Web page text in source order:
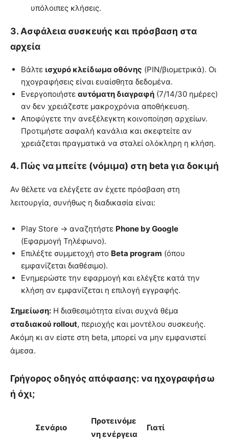
υπόλοιπες κλήσεις.
3. Ασφάλεια συσκευής και πρόσβαση στα
αρχεία
Βάλτε ισχυρό κλείδωμα οθόνης (PIN/βιομετρικά). Οι
ηχογραφήσεις είναι ευαίσθητα δεδομένα.
Ενεργοποιήστε αυτόματη διαγραφή (7/14/30 ημέρες)
αν δεν χρειάζεστε μακροχρόνια αποθήκευση.
Αποφύγετε την ανεξέλεγκτη κοινοποίηση αρχείων.
Προτιμήστε ασφαλή κανάλια και σκεφτείτε αν
χρειάζεται πραγματικά να σταλεί ολόκληρη η κλήση.
4. Πώς να μπείτε (νόμιμα) στη beta για δοκιμή
Αν θέλετε να ελέγξετε αν έχετε πρόσβαση στη
λειτουργία, συνήθως η διαδικασία είναι:
Play Store → αναζητήστε Phone by Google
(Εφαρμογή Τηλέφωνο).
Επιλέξτε συμμετοχή στο Beta program (όπου
εμφανίζεται διαθέσιμο).
Ενημερώστε την εφαρμογή και ελέγξτε κατά την
κλήση αν εμφανίζεται η επιλογή εγγραφής.
Σημείωση: Η διαθεσιμότητα είναι συχνά θέμα
σταδιακού rollout, περιοχής και μοντέλου συσκευής.
Ακόμη κι αν είστε στη beta, μπορεί να μην εμφανιστεί
άμεσα.
Γρήγορος οδηγός απόφασης: να ηχογραφήσω
ή όχι;
Σενάριο
Προτεινόμε
νη ενέργεια
Γιατί